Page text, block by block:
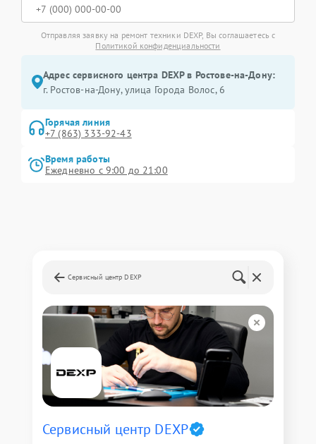
Отправляя заявку на ремонт техники DEXP, Вы соглашаетесь с
Политикой конфиденциальности
Адрес сервисного центра DEXP в Ростове-на-Дону:
г. Ростов-на-Дону, улица Города Волос, 6
Горячая линия
+7 (863) 333-92-43
Время работы
Ежедневно с 9:00 до 21:00
Сервисный центр DEXP
Сервисный центр DEXP